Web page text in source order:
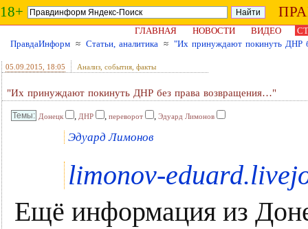
18+
ГЛАВНАЯ НОВОСТИ ВИДЕО
ПравдаИнформ ≈ Статьи, аналитика ≈ "Их принуждают покинуть ДНР
05.09.2015 , 18:05 Анализ, события, факты
"Их принуждают покинуть ДНР без права возвращения…"
Донецк , ДНР , переворот , Эдуард Лимонов
Эдуард Лимонов
limonov-
Ещё информация из